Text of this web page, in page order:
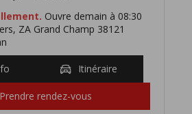
Ouvre demain à 08:30
ZA Grand Champ 38121
Itinéraire
Prendre rendez-vous